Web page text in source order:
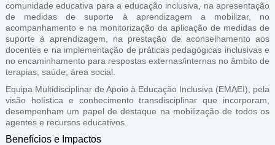
comunidade educativa para a educação inclusiva, na apresentação
de medidas de suporte à aprendizagem a mobilizar, no
acompanhamento e na monitorização da aplicação de medidas de
suporte à aprendizagem, na prestação de aconselhamento aos
docentes e na implementação de práticas pedagógicas inclusivas e
no encaminhamento para respostas externas/internas no âmbito de
terapias, saúde, área social.
Equipa Multidisciplinar de Apoio à Educação Inclusiva (EMAEI), pela
visão holística e conhecimento transdisciplinar que incorporam,
desempenham um papel de destaque na mobilização de todos os
agentes e recursos educativos.
Benefícios e Impactos